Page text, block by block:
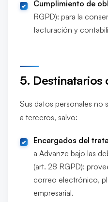
Cumplimiento de
RGPD): para la
facturación y
5. Destinatarios
Sus datos personales no
a terceros, salvo:
Encargados del
a Advanze bajo las
(art. 28 RGPD):
correo electrónico,
empresarial.